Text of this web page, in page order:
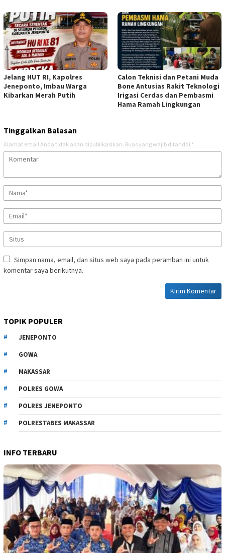
Jelang HUT RI, Kapolres
Jeneponto, Imbau Warga
Kibarkan Merah Putih
Calon Teknisi dan Petani Muda
Bone Antusias Rakit Teknologi
Irigasi Cerdas dan Pembasmi
Hama Ramah Lingkungan
Tinggalkan Balasan
Alamat email Anda tidak akan dipublikasikan. Ruas yang wajib ditandai *
Simpan nama, email, dan situs web saya pada peramban ini untuk
komentar saya berikutnya.
TOPIK POPULER
JENEPONTO
GOWA
MAKASSAR
POLRES GOWA
POLRES JENEPONTO
POLRESTABES MAKASSAR
INFO TERBARU